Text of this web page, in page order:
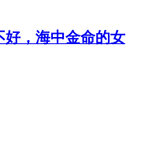
好，海中金命的女